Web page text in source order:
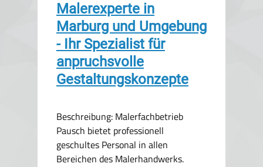
Malerexperte in
Marburg und Umgebung
- Ihr Spezialist für
anpruchsvolle
Gestaltungskonzepte
Beschreibung: Malerfachbetrieb
Pausch bietet professionell
geschultes Personal in allen
Bereichen des Malerhandwerks.